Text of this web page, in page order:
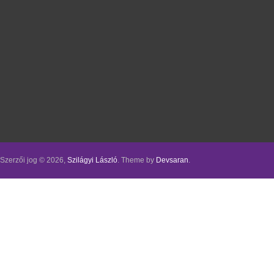
Szerzői jog © 2026, Szilágyi László. Theme by Devsaran.